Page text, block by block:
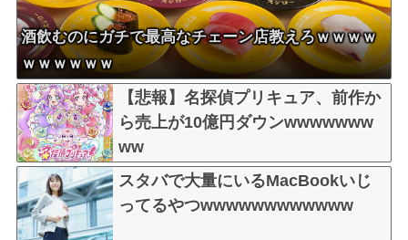
酒飲むのにガチで最高なチェーン店教えろｗｗｗｗ
ｗｗｗｗｗｗ
【悲報】名探偵プリキュア、前作か
ら売上が10億円ダウンwwwwwww
ww
スタバで大量にいるMacBookいじ
ってるやつwwwwwwwwwwww